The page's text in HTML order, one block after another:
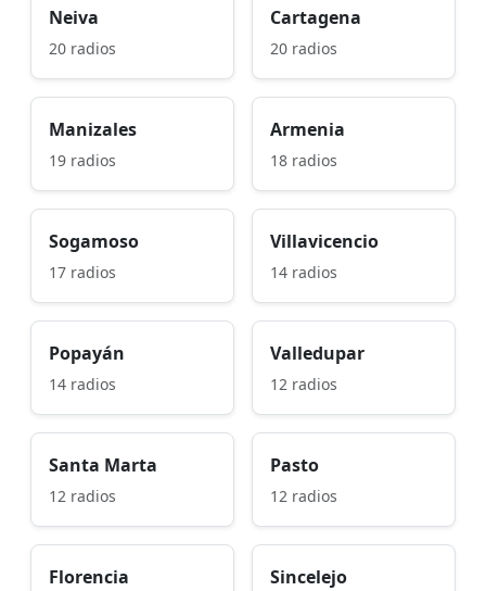
Neiva
20 radios
Cartagena
20 radios
Manizales
19 radios
Armenia
18 radios
Sogamoso
17 radios
Villavicencio
14 radios
Popayán
14 radios
Valledupar
12 radios
Santa Marta
12 radios
Pasto
12 radios
Florencia Sincelejo